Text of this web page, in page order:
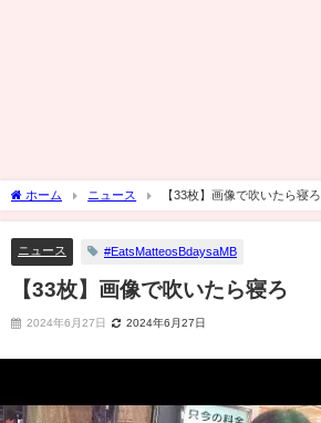
ホーム ニュース 【33枚】画像で吹いたら寝ろ
ニュース #EatsMatteosBdaysaMB
【33枚】画像で吹いたら寝ろ
2024年6月27日 2024年6月27日